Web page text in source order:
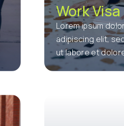
Work Visa
Lorem ipsum
adipiscing elit,
ut labore et